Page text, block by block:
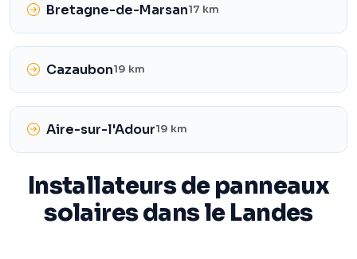
Bretagne-de-Marsan17 km
Cazaubon19 km
Aire-sur-l'Adour19 km
Installateurs de panneaux
solaires dans le Landes